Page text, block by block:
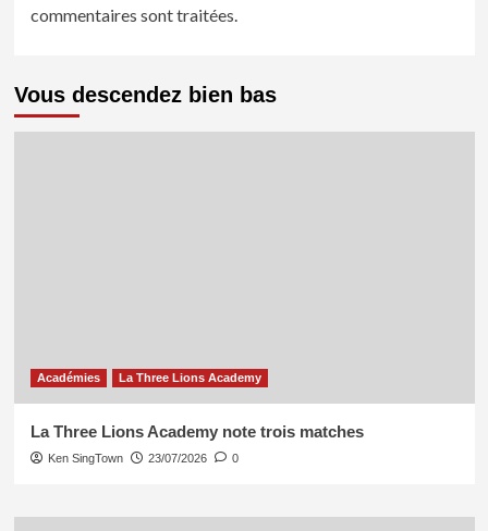
commentaires sont traitées.
Vous descendez bien bas
Académies La Three Lions Academy
La Three Lions Academy note trois matches
Ken SingTown 23/07/2026 0